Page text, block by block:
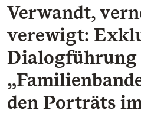
Verwandt,
verewigt:
Dialogführung
den Porträts